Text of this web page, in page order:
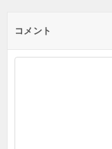
コメント